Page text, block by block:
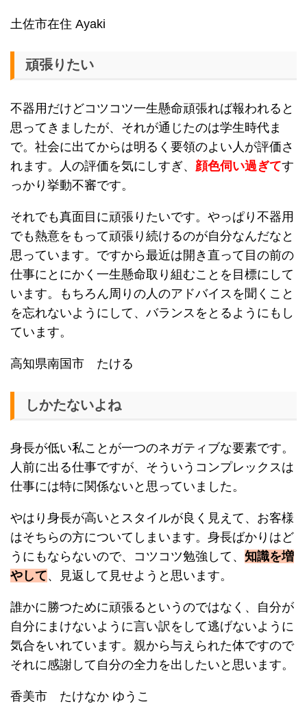
土佐市在住 Ayaki
頑張りたい
不器用だけどコツコツ一生懸命頑張れば報われると
思ってきましたが、それが通じたのは学生時代ま
で。社会に出てからは明るく要領のよい人が評価さ
れます。人の評価を気にしすぎ、 顔色伺い過ぎてす
っかり挙動不審です。
それでも真面目に頑張りたいです。やっぱり不器用
でも熱意をもって頑張り続けるのが自分なんだなと
思っています。ですから最近は開き直って目の前の
仕事にとにかく一生懸命取り組むことを目標にして
います。もちろん周りの人のアドバイスを聞くこと
を忘れないようにして、バランスをとるようにもし
ています。
高知県南国市 たける
しかたないよね
身長が低い私ことが一つのネガティブな要素です。
人前に出る仕事ですが、そういうコンプレックスは
仕事には特に関係ないと思っていました。
やはり身長が高いとスタイルが良く見えて、お客様
はそちらの方についてしまいます。身長ばかりはど
うにもならないので、コツコツ勉強して、 知識を増
やして、見返して見せようと思います。
誰かに勝つために頑張るというのではなく、自分が
自分にまけないように言い訳をして逃げないように
気合をいれています。親から与えられた体ですので
それに感謝して自分の全力を出したいと思います。
香美市 たけなか ゆうこ